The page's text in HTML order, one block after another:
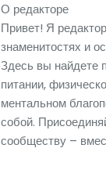
О редакторе
Привет! Я
знаменитостях и
Здесь вы найдете
питании,
ментальном
собой.
сообществу –